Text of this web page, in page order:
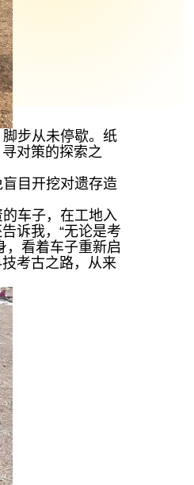
步从未停歇。纸
对策的探索之
目开挖对遗存造
车子，在工地入
诉我，“无论是考
，看着车子重新启
考古之路，从来